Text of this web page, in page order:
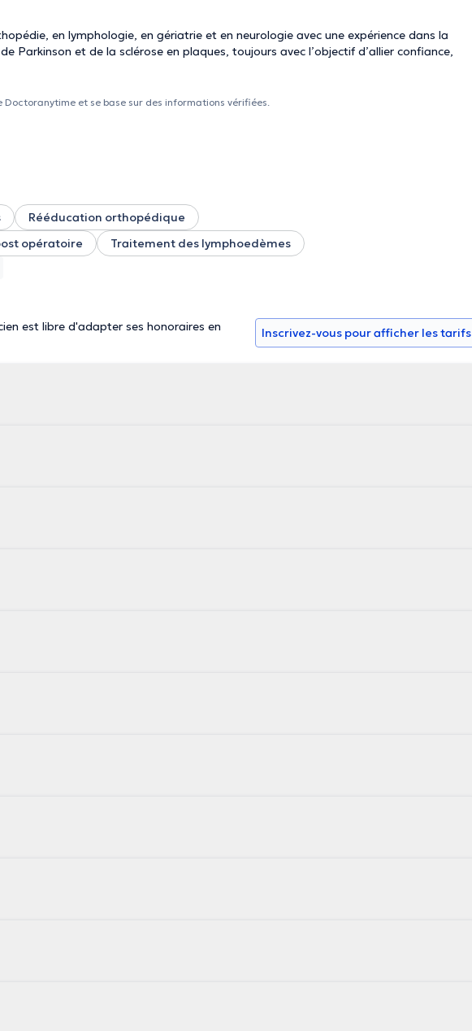
en lymphologie, en gériatrie et en neurologie avec une expérience dans la
Parkinson et de la sclérose en plaques, toujours avec l’objectif d’allier confiance,
et se base sur des informations vérifiées.
Rééducation orthopédique
opératoire
Traitement des lymphoedèmes
est libre d'adapter ses honoraires en
Inscrivez-vous pour afficher les tarifs